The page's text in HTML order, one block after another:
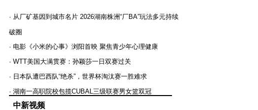
· 从厂矿基因到城市名片 2026湖南株洲“厂BA”玩法多元持续
破圈
· 电影《小米的心事》浏阳首映 聚焦青少年心理健康
· WTT美国大满贯赛：孙颖莎一日双赛过关
· 日本队遭巴西队“绝杀”，世界杯淘汰赛一胜难求
· 湖南一高职院校包揽CUBAL三级联赛男女篮双冠
中新视频